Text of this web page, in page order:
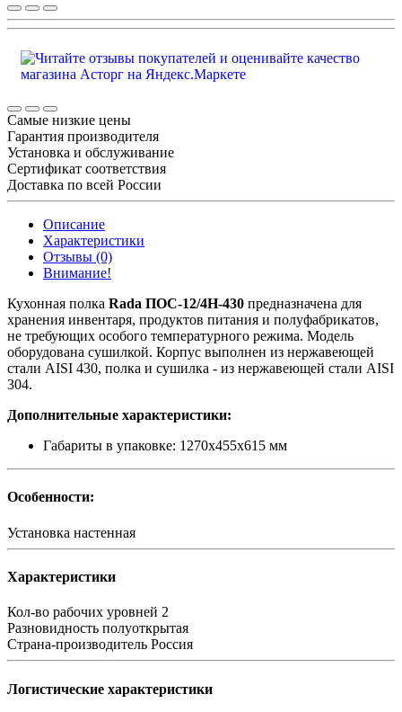
Самые низкие цены
Гарантия производителя
Установка и обслуживание
Сертификат соответствия
Доставка по всей России
Описание
Характеристики
Отзывы (0)
Внимание!
Кухонная полка Rada ПОС-12/4Н-430 предназначена для
хранения инвентаря, продуктов питания и полуфабрикатов,
не требующих особого температурного режима. Модель
оборудована сушилкой. Корпус выполнен из нержавеющей
стали AISI 430, полка и сушилка - из нержавеющей стали AISI
304.
Дополнительные характеристики:
Габариты в упаковке: 1270х455х615 мм
Особенности:
Установка настенная
Характеристики
Кол-во рабочих уровней 2
Разновидность полуоткрытая
Страна-производитель Россия
Логистические характеристики